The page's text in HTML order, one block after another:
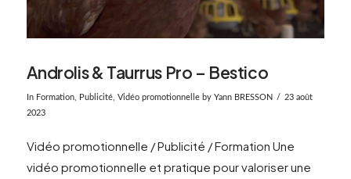
Androlis & Taurrus Pro – Bestico
In Formation, Publicité, Vidéo promotionnelleby Yann BRESSON
23 août
2023
Vidéo promotionnelle / Publicité / Formation Une
vidéo promotionnelle et pratique pour valoriser une